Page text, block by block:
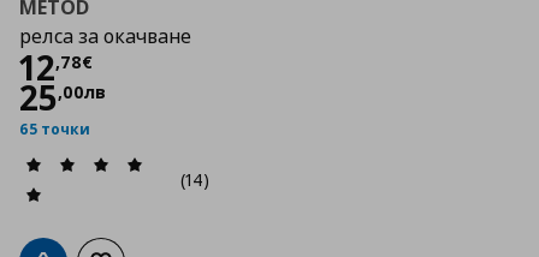
METOD
релса за окачване
12,78€
Цена
25,00лв
65 точки
(14)